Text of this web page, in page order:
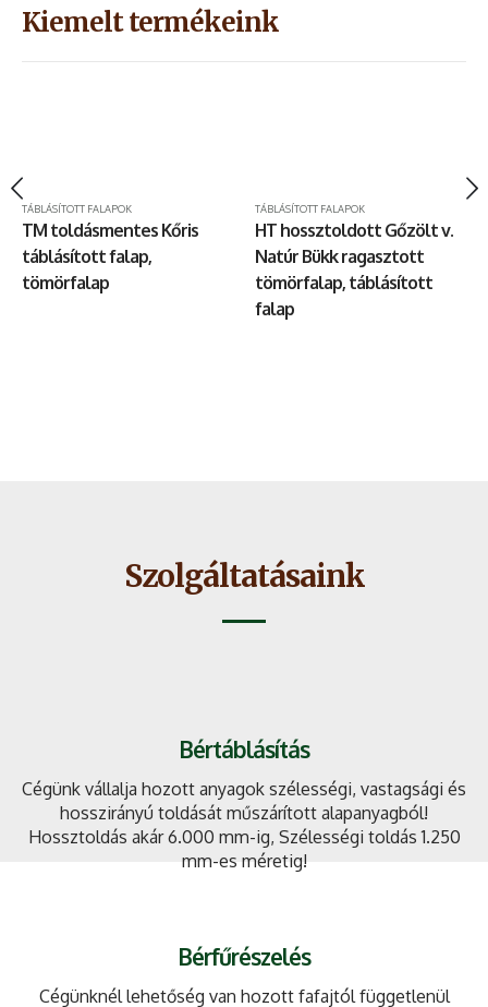
Kiemelt termékeink
TÁBLÁSÍTOTT FALAPOK
TÁBLÁSÍTOTT FALAPOK
TM toldásmentes Kőris
táblásított falap,
tömörfalap
TÁBLÁSÍTOTT FALAPOK
HT hossztoldott Gőzölt v.
Natúr Bükk ragasztott
tömörfalap, táblásított
falap
Szolgáltatásaink
Bértáblásítás
Cégünk vállalja hozott anyagok szélességi, vastagsági és
hosszirányú toldását műszárított alapanyagból!
Hossztoldás akár 6.000 mm-ig, Szélességi toldás 1.250
mm-es méretig!
Bérfűrészelés
Cégünknél lehetőség van hozott fafajtól függetlenül